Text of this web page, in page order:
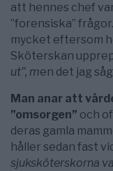
att hennes chef
”forensiska”
mycket eftersom
Sköterskan
ut”, men det jag
Man anar att
”omsorgen” och
deras gamla
håller sedan fast
sjuksköterskorna